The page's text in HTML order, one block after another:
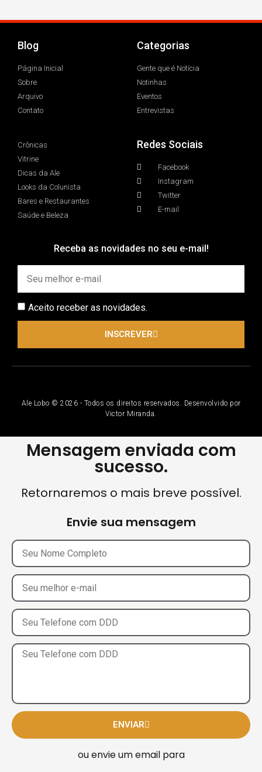
Blog
Página Inicial
Sobre
Arquivo
Contato
Categorias
Gente que é Notícia
Notinhas
Eventos
Entrevistas
Crônicas
Vitrine
Dicas da Ale
Looks da Colunista
Bares e Restaurantes
Saúde e Beleza
Redes Sociais
Facebook
Instagram
Twitter
E-mail
Receba as novidades no seu e-mail!
Aceito receber as novidades.
INSCREVER
Ale Lobo © 2026 - Todos os direitos reservados. Desenvolvido por
Victor Miranda.
Mensagem enviada com
sucesso.
Retornaremos o mais breve possível.
Envie sua mensagem
ENVIAR
ou envie um email para